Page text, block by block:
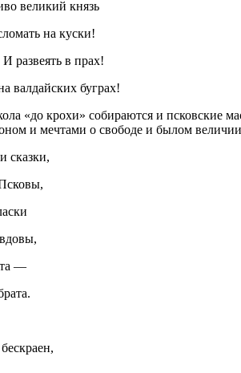
великий князь
на куски!
развеять в прах!
валдайских буграх!
«до крохи» собираются и псковские
и мечтами о свободе и былом
сказки,
—